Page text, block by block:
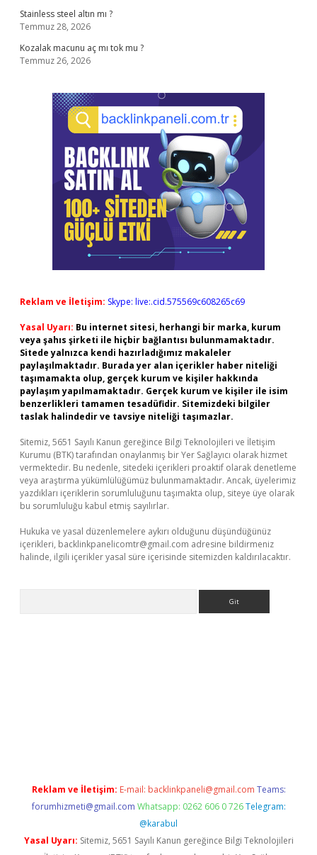
Stainless steel altın mı ?
Temmuz 28, 2026
Kozalak macunu aç mı tok mu ?
Temmuz 26, 2026
Reklam ve İletişim: Skype: live:.cid.575569c608265c69
Yasal Uyarı: Bu internet sitesi, herhangi bir marka, kurum
veya şahıs şirketi ile hiçbir bağlantısı bulunmamaktadır.
Sitede yalnızca kendi hazırladığımız makaleler
paylaşılmaktadır. Burada yer alan içerikler haber niteliği
taşımamakta olup, gerçek kurum ve kişiler hakkında
paylaşım yapılmamaktadır. Gerçek kurum ve kişiler ile isim
benzerlikleri tamamen tesadüfidir. Sitemizdeki bilgiler
taslak halindedir ve tavsiye niteliği taşımazlar.
Sitemiz, 5651 Sayılı Kanun gereğince Bilgi Teknolojileri ve İletişim
Kurumu (BTK) tarafından onaylanmış bir Yer Sağlayıcı olarak hizmet
vermektedir. Bu nedenle, sitedeki içerikleri proaktif olarak denetleme
veya araştırma yükümlülüğümüz bulunmamaktadır. Ancak, üyelerimiz
yazdıkları içeriklerin sorumluluğunu taşımakta olup, siteye üye olarak
bu sorumluluğu kabul etmiş sayılırlar.
Hukuka ve yasal düzenlemelere aykırı olduğunu düşündüğünüz
içerikleri, backlinkpanelicomtr@gmail.com adresine bildirmeniz
halinde, ilgili içerikler yasal süre içerisinde sitemizden kaldırılacaktır.
Reklam ve İletişim: E-mail: backlinkpaneli@gmail.com Teams:
forumhizmeti@gmail.com Whatsapp: 0262 606 0 726 Telegram:
@karabul
Yasal Uyarı: Sitemiz, 5651 Sayılı Kanun gereğince Bilgi Teknolojileri